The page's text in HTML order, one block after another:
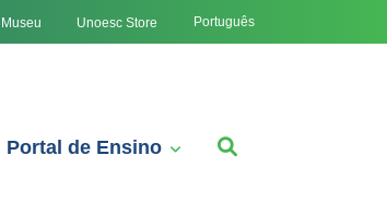
Museu Unoesc Store Português
Portal de Ensino